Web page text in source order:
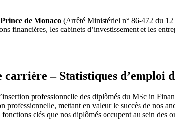
de Monaco (Arrêté Ministériel n° 86-472 du 12
financières, les cabinets d’investissement et les
carrière – Statistiques d’emploi
professionnelle des diplômés du MSc in
professionnelle, mettant en valeur le succès de nos
fonctions clés que nos diplômés occupent au sein des